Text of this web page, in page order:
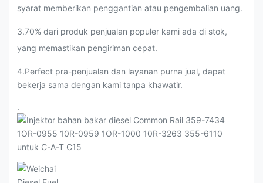
syarat memberikan penggantian atau pengembalian uang.
3.70% dari produk penjualan populer kami ada di stok,
yang memastikan pengiriman cepat.
4.Perfect pra-penjualan dan layanan purna jual, dapat
bekerja sama dengan kami tanpa khawatir.
.